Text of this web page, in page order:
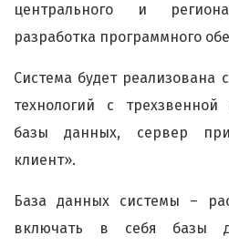
центрального и
разработка программного
Система будет реализована
технологий с трехзвенной
базы данных, сервер
клиент».
База данных системы –
включать в себя базы